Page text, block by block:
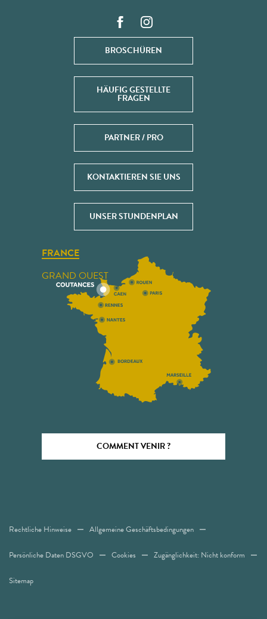
BROSCHÜREN
HÄUFIG GESTELLTE
FRAGEN
PARTNER / PRO
KONTAKTIEREN SIE UNS
UNSER STUNDENPLAN
FRANCE
GRAND OUEST
COMMENT VENIR ?
Rechtliche Hinweise Allgemeine Geschäftsbedingungen
Persönliche Daten DSGVO Cookies Zugänglichkeit: Nicht konform
Sitemap